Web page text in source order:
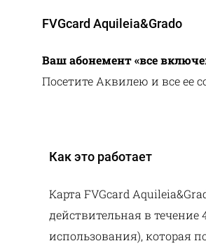
FVGcard Aquileia&Grado
Ваш абонемент «все
Посетите Аквилею и все ее
Как это работает
Карта FVGcard
действительная в течение
использования), которая